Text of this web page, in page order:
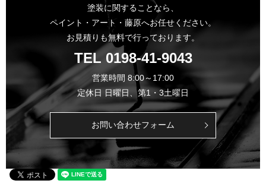
塗装に関することなら、
ペイント・アート・藤原へお任せください。
お見積りも無料で行っております。
TEL 0198-41-9043
営業時間 8:00～17:00
定休日 日曜日、第1・3土曜日
お問い合わせフォーム